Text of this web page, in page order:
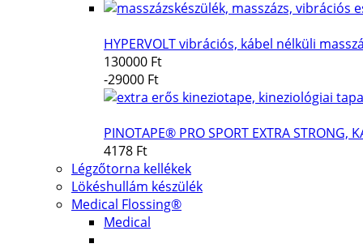
HYPERVOLT vibrációs, kábel nélküli
130000 Ft
-29000 Ft
PINOTAPE® PRO SPORT EXTRA STRONG,
4178 Ft
Légzőtorna kellékek
Lökéshullám készülék
Medical Flossing®
Medical